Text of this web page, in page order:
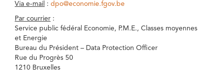
Via e-mail : dpo@economie.fgov.be
Par courrier :
Service public fédéral Economie, P.M.E., Classes moyennes
et Energie
Bureau du Président – Data Protection Officer
Rue du Progrès 50
1210 Bruxelles